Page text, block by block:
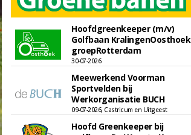
Hoofdgreenkeeper (m/v)
Golfbaan KralingenOosthoek
groepRotterdam
30-07-2026
Meewerkend Voorman
Sportvelden bij
Werkorganisatie BUCH
09-07-2026, Castricum en Uitgeest
Hoofd Greenkeeper bij